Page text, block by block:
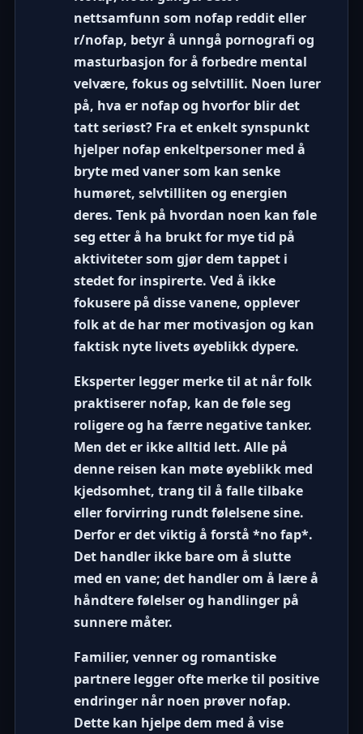
nettsamfunn som nofap redditeller
r/nofap, betyr å unngå pornografi og
masturbasjon for å forbedre mental
velvære, fokus og selvtillit. Noen lurer
på, hva er nofapog hvorfor blir det
tatt seriøst? Fra et enkelt synspunkt
hjelper nofap enkeltpersoner med å
bryte med vaner som kan senke
humøret, selvtilliten og energien
deres. Tenk på hvordan noen kan føle
seg etter å ha brukt for mye tid på
aktiviteter som gjør dem tappet i
stedet for inspirerte. Ved å ikke
fokusere på disse vanene, opplever
folk at de har mer motivasjon og kan
faktisk nyte livets øyeblikk dypere.
Eksperter legger merke til at når folk
praktiserer nofap, kan de føle seg
roligere og ha færre negative tanker.
Men det er ikke alltid lett. Alle på
denne reisen kan møte øyeblikk med
kjedsomhet, trang til å falle tilbake
eller forvirring rundt følelsene sine.
Derfor er det viktig å forstå *no fap*.
Det handler ikke bare om å slutte
med en vane; det handler om å lære å
håndtere følelser og handlinger på
sunnere måter.
Familier, venner og romantiske
partnere legger ofte merke til positive
endringer når noen prøver nofap.
Dette kan hjelpe dem med å vise